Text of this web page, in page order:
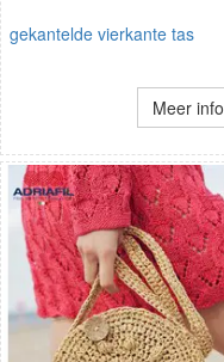
gekantelde vierkante tas
Meer info